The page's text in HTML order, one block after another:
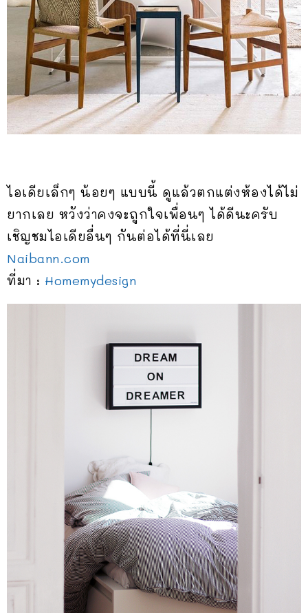
ไอเดียเล็กๆ น้อยๆ แบบนี้ ดูแล้วตกแต่งห้องได้ไม่
ยากเลย หวังว่าคงจะถูกใจเพื่อนๆ ได้ดีนะครับ
เชิญชมไอเดียอื่นๆ กันต่อได้ที่นี่เลย
Naibann.com
ที่มา : Homemydesign